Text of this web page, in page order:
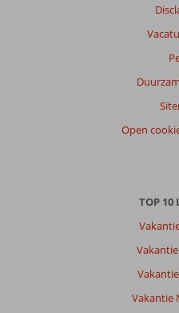
Open
TOP 10
Vakantie